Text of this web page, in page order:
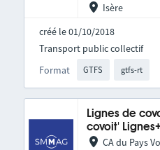
Isère
créé le 01/10/2018
Format GTFS gtfs-rt
Transport public collectif
Lignes de
covoit'
CA du Pays